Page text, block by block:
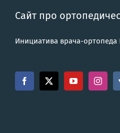
Сайт про
Инициатива врача-ортопеда